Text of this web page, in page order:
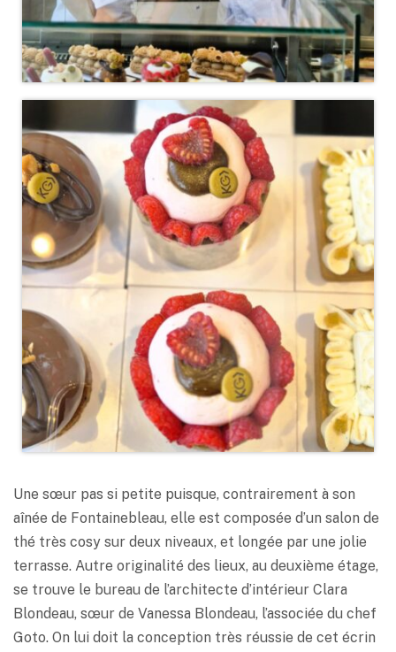
Une sœur pas si petite puisque, contrairement à son
aînée de Fontainebleau, elle est composée d’un salon de
thé très cosy sur deux niveaux, et longée par une jolie
terrasse. Autre originalité des lieux, au deuxième étage,
se trouve le bureau de l’architecte d’intérieur Clara
Blondeau, sœur de Vanessa Blondeau, l’associée du chef
Goto. On lui doit la conception très réussie de cet écrin